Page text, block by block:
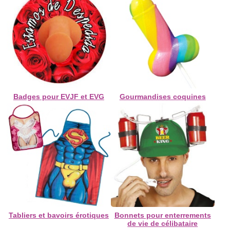
Badges pour EVJF et EVG Gourmandises coquines
Tabliers et bavoirs érotiques
Bonnets pour enterrements
de vie de célibataire